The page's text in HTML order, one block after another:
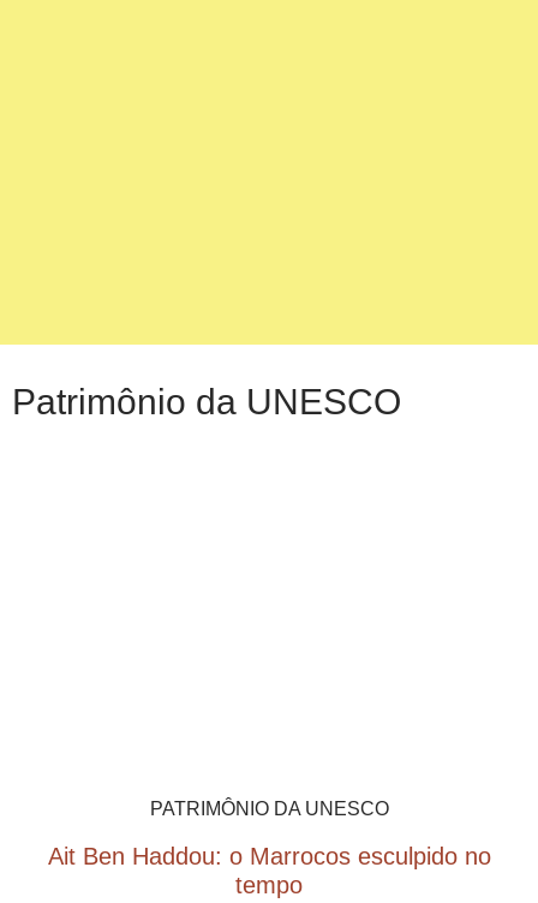
Patrimônio da UNESCO
PATRIMÔNIO DA UNESCO
Ait Ben Haddou: o Marrocos esculpido no
tempo